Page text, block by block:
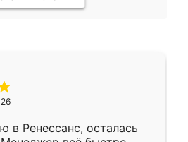
в Ренессанс, осталась